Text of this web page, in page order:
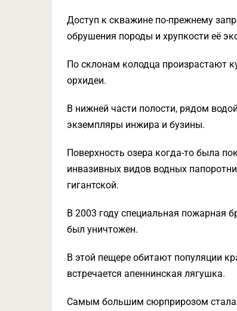
Доступ к скважине по-прежнему
обрушения породы и хрупкости её
По склонам колодца произрастают
орхидеи.
В нижней части полости, рядом
экземпляры инжира и бузины.
Поверхность озера когда-то была
инвазивных видов водных
гигантской.
В 2003 году специальная пожарная
был уничтожен.
В этой пещере обитают популяции
встречается апеннинская лягушка.
Самым большим сюрприрозом стала